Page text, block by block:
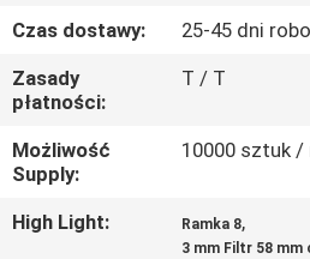
SKONTAKTUJ
SIĘ
Z
NAMI
POPROSIĆ
Czas dostawy:
25-45 dni
Zasady
płatności:
T / T
Możliwość
Supply:
10000 sztuk
High Light: Ramka 8,
3 mm Filtr 58 mm